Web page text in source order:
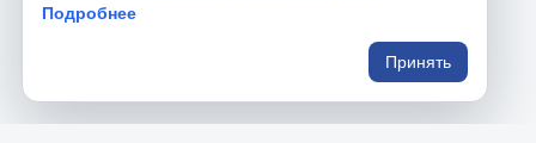
Подробнее
Принять